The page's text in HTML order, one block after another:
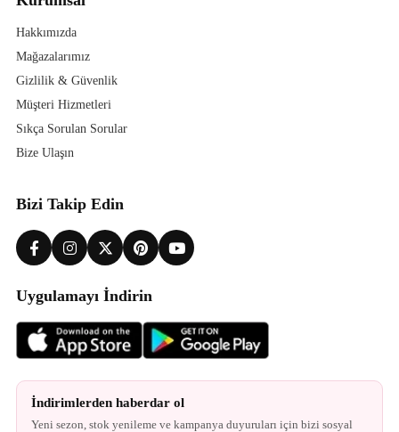
Hakkımızda
Mağazalarımız
Gizlilik & Güvenlik
Müşteri Hizmetleri
Sıkça Sorulan Sorular
Bize Ulaşın
Bizi Takip Edin
Uygulamayı İndirin
İndirimlerden haberdar ol
Yeni sezon, stok yenileme ve kampanya duyuruları için bizi sosyal